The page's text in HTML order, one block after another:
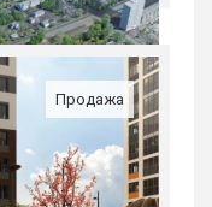
Продажа